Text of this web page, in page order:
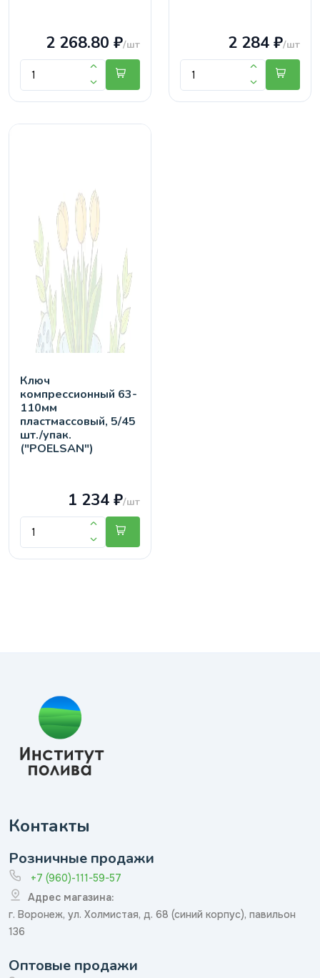
2 268.80 ₽/шт 2 284 ₽/шт
Ключ
компрессионный 63-
110мм
пластмассовый, 5/45
шт./упак.
("POELSAN")
1 234 ₽/шт
Контакты
Розничные продажи
+7 (960)-111-59-57
Адрес магазина:
г. Воронеж, ул. Холмистая, д. 68 (синий корпус), павильон
136
Оптовые продажи